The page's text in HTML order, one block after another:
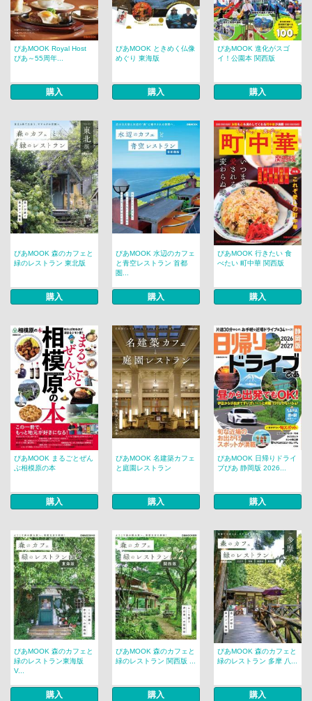
ぴあMOOK Royal Host
ぴあ～55周年...
購入
ぴあMOOK ときめく仏像
めぐり 東海版
購入
ぴあMOOK 進化がスゴ
イ！公園本 関西版
購入
ぴあMOOK 森のカフェと
緑のレストラン 東北版
購入
ぴあMOOK 水辺のカフェ
と青空レストラン 首都
圏...
購入
ぴあMOOK 行きたい 食
べたい 町中華 関西版
購入
ぴあMOOK まるごとぜん
ぶ相模原の本
購入
ぴあMOOK 名建築カフェ
と庭園レストラン
購入
ぴあMOOK 日帰りドライ
ブぴあ 静岡版 2026...
購入
ぴあMOOK 森のカフェと
緑のレストラン東海版
V...
購入
ぴあMOOK 森のカフェと
緑のレストラン 関西版 ...
購入
ぴあMOOK 森のカフェと
緑のレストラン 多摩 八...
購入